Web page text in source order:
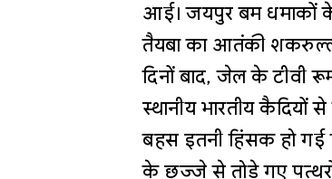
आई। जयपुर बम धमाकों
तैयबा का आतंकी
दिनों बाद, जेल के
स्थानीय भारतीय कैदियों
बहस इतनी हिंसक हो गई
के छज्जे से तोड़े गए